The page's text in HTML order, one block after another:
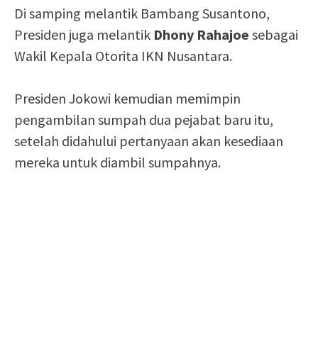
Di samping melantik Bambang Susantono,
Presiden juga melantik Dhony Rahajoe sebagai
Wakil Kepala Otorita IKN Nusantara.
Presiden Jokowi kemudian memimpin
pengambilan sumpah dua pejabat baru itu,
setelah didahului pertanyaan akan kesediaan
mereka untuk diambil sumpahnya.